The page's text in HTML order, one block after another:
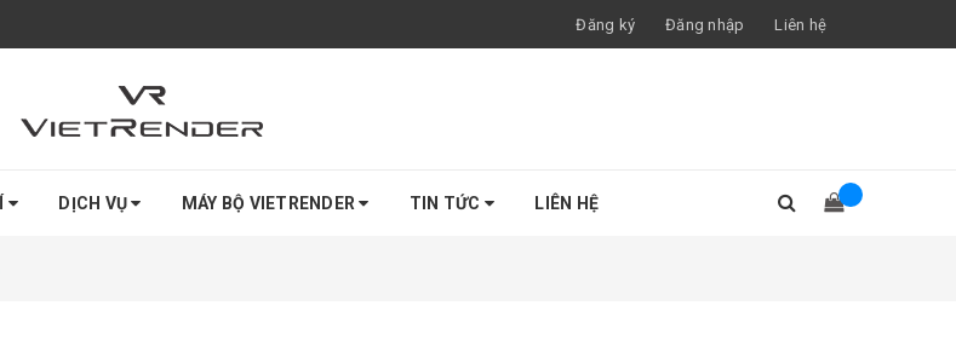
Đăng ký Đăng nhập Liên hệ
DỊCH VỤ MÁY BỘ VIETRENDER TIN TỨC LIÊN HỆ